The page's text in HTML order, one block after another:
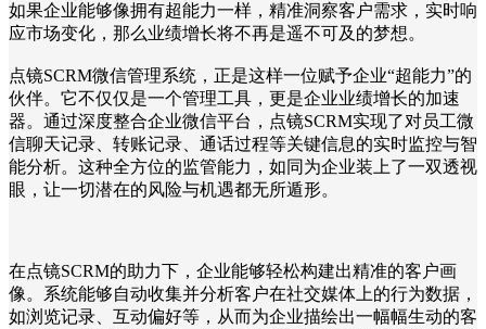
如果企业能够像拥有超能力一样，精准洞察客户需求，实时响
应市场变化，那么业绩增长将不再是遥不可及的梦想。
点镜SCRM微信管理系统，正是这样一位赋予企业“超能力”的
伙伴。它不仅仅是一个管理工具，更是企业业绩增长的加速
器。通过深度整合企业微信平台，点镜SCRM实现了对员工微
信聊天记录、转账记录、通话过程等关键信息的实时监控与智
能分析。这种全方位的监管能力，如同为企业装上了一双透视
眼，让一切潜在的风险与机遇都无所遁形。
在点镜SCRM的助力下，企业能够轻松构建出精准的客户画
像。系统能够自动收集并分析客户在社交媒体上的行为数据，
如浏览记录、互动偏好等，从而为企业描绘出一幅幅生动的客